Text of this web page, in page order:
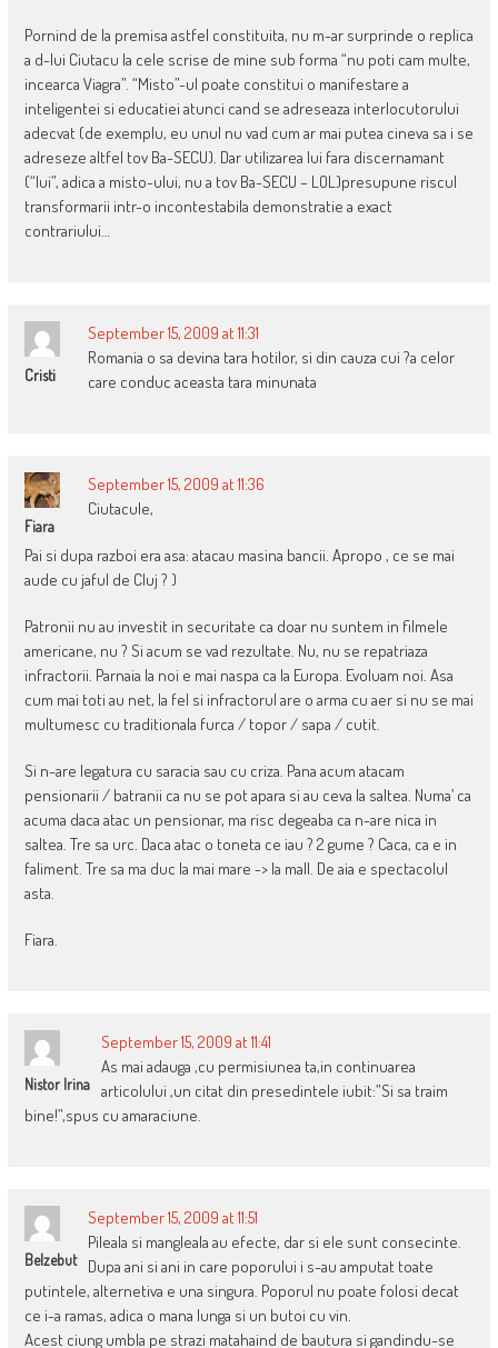
Pornind de la premisa astfel constituita, nu m-ar surprinde o replica
a d-lui Ciutacu la cele scrise de mine sub forma “nu poti cam multe,
incearca Viagra”. “Misto”-ul poate constitui o manifestare a
inteligentei si educatiei atunci cand se adreseaza interlocutorului
adecvat (de exemplu, eu unul nu vad cum ar mai putea cineva sa i se
adreseze altfel tov Ba-SECU). Dar utilizarea lui fara discernamant
(“lui”, adica a misto-ului, nu a tov Ba-SECU – LOL)presupune riscul
transformarii intr-o incontestabila demonstratie a exact
contrariului…
Cristi
September 15, 2009 at 11:31
Romania o sa devina tara hotilor, si din cauza cui ?a celor
care conduc aceasta tara minunata
Fiara
September 15, 2009 at 11:36
Ciutacule,
Pai si dupa razboi era asa: atacau masina bancii. Apropo , ce se mai
aude cu jaful de Cluj ? )
Patronii nu au investit in securitate ca doar nu suntem in filmele
americane, nu ? Si acum se vad rezultate. Nu, nu se repatriaza
infractorii. Parnaia la noi e mai naspa ca la Europa. Evoluam noi. Asa
cum mai toti au net, la fel si infractorul are o arma cu aer si nu se mai
multumesc cu traditionala furca / topor / sapa / cutit.
Si n-are legatura cu saracia sau cu criza. Pana acum atacam
pensionarii / batranii ca nu se pot apara si au ceva la saltea. Numa’ ca
acuma daca atac un pensionar, ma risc degeaba ca n-are nica in
saltea. Tre sa urc. Daca atac o toneta ce iau ? 2 gume ? Caca, ca e in
faliment. Tre sa ma duc la mai mare -> la mall. De aia e spectacolul
asta.
Fiara.
Nistor Irina
September 15, 2009 at 11:41
As mai adauga ,cu permisiunea ta,in continuarea
articolului ,un citat din presedintele iubit:”Si sa traim
bine!”,spus cu amaraciune.
Belzebut
September 15, 2009 at 11:51
Pileala si mangleala au efecte, dar si ele sunt consecinte.
Dupa ani si ani in care poporului i s-au amputat toate
putintele, alternetiva e una singura. Poporul nu poate folosi decat
ce i-a ramas, adica o mana lunga si un butoi cu vin.
Acest ciung umbla pe strazi matahaind de bautura si gandindu-se